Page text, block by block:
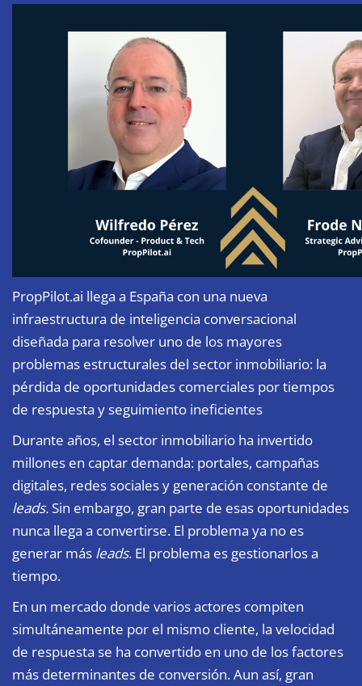
PropPilot.ai llega a España con una nueva
infraestructura de inteligencia conversacional
diseñada para resolver uno de los mayores
problemas estructurales del sector inmobiliario: la
pérdida de oportunidades comerciales por tiempos
de respuesta y seguimiento ineficientes
Durante años, el sector inmobiliario ha invertido
millones en captar demanda: portales, campañas
digitales, redes sociales y generación constante de
leads. Sin embargo, gran parte de esas oportunidades
nunca llega a convertirse. El problema ya no es
generar más leads. El problema es gestionarlos a
tiempo.
En un mercado donde varios actores compiten
simultáneamente por el mismo cliente, la velocidad
de respuesta se ha convertido en uno de los factores
más determinantes de conversión. Aun así, gran